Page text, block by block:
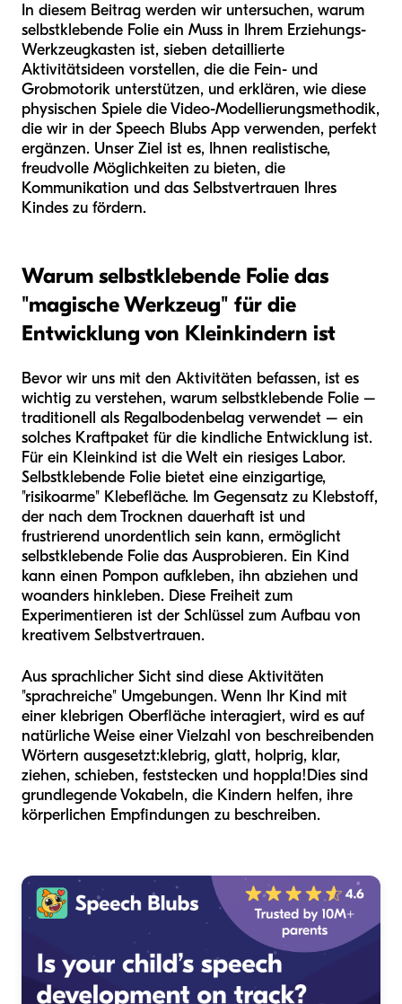
In diesem Beitrag werden wir untersuchen, warum
selbstklebende Folie ein Muss in Ihrem Erziehungs-
Werkzeugkasten ist, sieben detaillierte
Aktivitätsideen vorstellen, die die Fein- und
Grobmotorik unterstützen, und erklären, wie diese
physischen Spiele die Video-Modellierungsmethodik,
die wir in der Speech Blubs App verwenden, perfekt
ergänzen. Unser Ziel ist es, Ihnen realistische,
freudvolle Möglichkeiten zu bieten, die
Kommunikation und das Selbstvertrauen Ihres
Kindes zu fördern.
Warum selbstklebende Folie das
"magische Werkzeug" für die
Entwicklung von Kleinkindern ist
Bevor wir uns mit den Aktivitäten befassen, ist es
wichtig zu verstehen, warum selbstklebende Folie –
traditionell als Regalbodenbelag verwendet – ein
solches Kraftpaket für die kindliche Entwicklung ist.
Für ein Kleinkind ist die Welt ein riesiges Labor.
Selbstklebende Folie bietet eine einzigartige,
"risikoarme" Klebefläche. Im Gegensatz zu Klebstoff,
der nach dem Trocknen dauerhaft ist und
frustrierend unordentlich sein kann, ermöglicht
selbstklebende Folie das Ausprobieren. Ein Kind
kann einen Pompon aufkleben, ihn abziehen und
woanders hinkleben. Diese Freiheit zum
Experimentieren ist der Schlüssel zum Aufbau von
kreativem Selbstvertrauen.
Aus sprachlicher Sicht sind diese Aktivitäten
"sprachreiche" Umgebungen. Wenn Ihr Kind mit
einer klebrigen Oberfläche interagiert, wird es auf
natürliche Weise einer Vielzahl von beschreibenden
Wörtern ausgesetzt:klebrig, glatt, holprig, klar,
ziehen, schieben, feststecken und hoppla! Dies sind
grundlegende Vokabeln, die Kindern helfen, ihre
körperlichen Empfindungen zu beschreiben.